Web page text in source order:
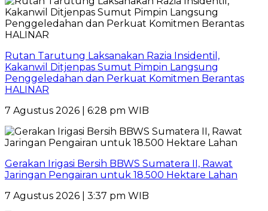
Rutan Tarutung Laksanakan Razia Insidentil,
Kakanwil Ditjenpas Sumut Pimpin Langsung
Penggeledahan dan Perkuat Komitmen Berantas
HALINAR
7 Agustus 2026 | 6:28 pm WIB
Gerakan Irigasi Bersih BBWS Sumatera II, Rawat
Jaringan Pengairan untuk 18.500 Hektare Lahan
7 Agustus 2026 | 3:37 pm WIB